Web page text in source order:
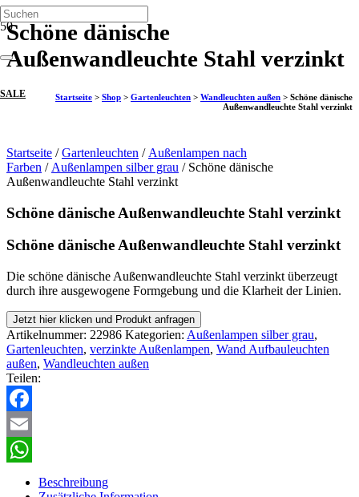
SALE
Schöne dänische
Außenwandleuchte Stahl verzinkt
Startseite > Shop > Gartenleuchten > Wandleuchten außen > Schöne dänische
Außenwandleuchte Stahl verzinkt
Startseite /Gartenleuchten / Außenlampen nach
Farben / Außenlampen silber grau / Schöne dänische
Außenwandleuchte Stahl verzinkt
Schöne dänische Außenwandleuchte Stahl verzinkt
Schöne dänische Außenwandleuchte Stahl verzinkt
Die schöne dänische Außenwandleuchte Stahl verzinkt überzeugt
durch ihre ausgewogene Formgebung und die Klarheit der Linien.
Jetzt hier klicken und Produkt anfragen
Artikelnummer: 22986 Kategorien: Außenlampen silber grau,
Gartenleuchten, verzinkte Außenlampen, Wand Aufbauleuchten
außen, Wandleuchten außen
Teilen:
Facebook
Email
WhatsApp
Beschreibung